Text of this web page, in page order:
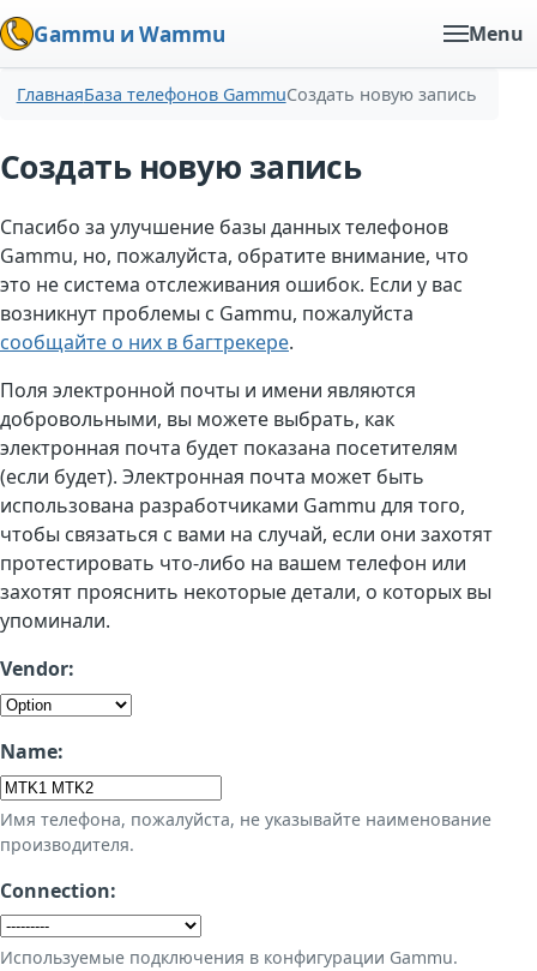
Gammu и Wammu Menu
ГлавнаяБаза телефонов GammuСоздать новую запись
Создать новую запись
Спасибо за улучшение базы данных телефонов
Gammu, но, пожалуйста, обратите внимание, что
это не система отслеживания ошибок. Если у вас
возникнут проблемы с Gammu, пожалуйста
сообщайте о них в багтрекере.
Поля электронной почты и имени являются
добровольными, вы можете выбрать, как
электронная почта будет показана посетителям
(если будет). Электронная почта может быть
использована разработчиками Gammu для того,
чтобы связаться с вами на случай, если они захотят
протестировать что-либо на вашем телефон или
захотят прояснить некоторые детали, о которых вы
упоминали.
Vendor:
Name:
Имя телефона, пожалуйста, не указывайте наименование
производителя.
Connection:
Используемые подключения в конфигурации Gammu.